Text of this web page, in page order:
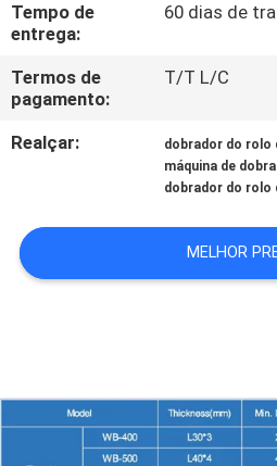
CONTROLE
DE
QUALIDADE
CONTACTE-
NOS
NOTÍCIAS
ORÇAMENTO
Tempo de
entrega:
60 dias de
Termos de
pagamento:
T/T L/C
Realçar: dobrador do rolo
máquina de
dobrador do rolo
MELHOR